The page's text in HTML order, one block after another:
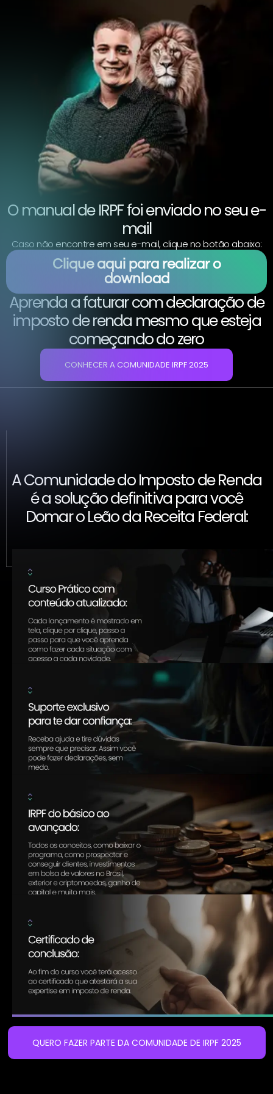
O manual de IRPF foi enviado no seu e-
mail
Caso não encontre em seu e-mail, clique no botão abaixo:
Clique aqui para realizar o
download
Aprenda a faturar com declaração de
imposto de renda mesmo que esteja
começando do zero
CONHECER A COMUNIDADE IRPF 2025
A Comunidade do Imposto de Renda
é a solução definitiva para você
Domar o Leão da Receita Federal:
QUERO FAZER PARTE DA COMUNIDADE DE IRPF 2025